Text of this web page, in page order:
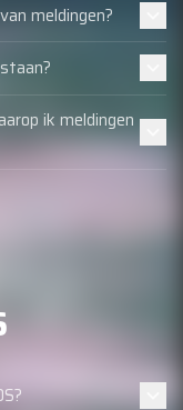
meldingen?
ik meldingen